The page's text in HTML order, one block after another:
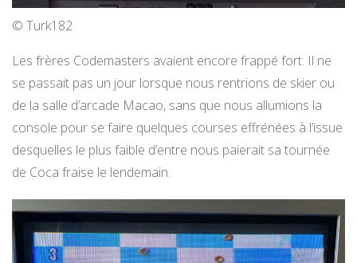
© Turk182
Les frères Codemasters avaient encore frappé fort. Il ne
se passait pas un jour lorsque nous rentrions de skier ou
de la salle d’arcade Macao, sans que nous allumions la
console pour se faire quelques courses effrénées à l’issue
desquelles le plus faible d’entre nous paierait sa tournée
de Coca fraise le lendemain.